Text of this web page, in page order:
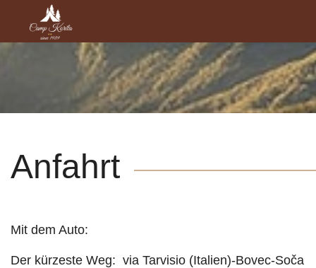
Anfahrt
Mit dem Auto:
Der kürzeste Weg: via Tarvisio (Italien)-Bovec-Soča